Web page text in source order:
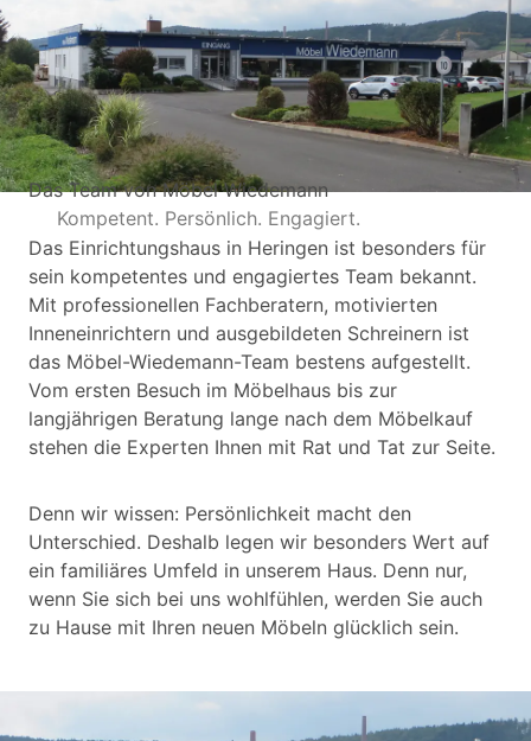
Das Team von Möbel Wiedemann
Kompetent. Persönlich. Engagiert.
Das Einrichtungshaus in Heringen ist besonders für
sein kompetentes und engagiertes Team bekannt.
Mit professionellen Fachberatern, motivierten
Inneneinrichtern und ausgebildeten Schreinern ist
das Möbel-Wiedemann-Team bestens aufgestellt.
Vom ersten Besuch im Möbelhaus bis zur
langjährigen Beratung lange nach dem Möbelkauf
stehen die Experten Ihnen mit Rat und Tat zur Seite.
Denn wir wissen: Persönlichkeit macht den
Unterschied. Deshalb legen wir besonders Wert auf
ein familiäres Umfeld in unserem Haus. Denn nur,
wenn Sie sich bei uns wohlfühlen, werden Sie auch
zu Hause mit Ihren neuen Möbeln glücklich sein.